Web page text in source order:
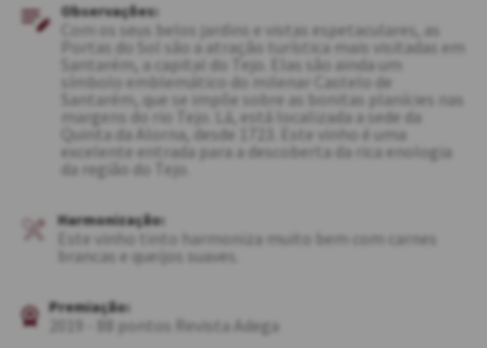
Observações:
Com os seus belos jardins e vistas espetaculares, as
Portas do Sol são a atração turística mais visitadas em
Santarém, a capital do Tejo. Elas são ainda um
símbolo emblemático do milenar Castelo de
Santarém, que se impõe sobre as bonitas planícies nas
margens do rio Tejo. Lá, está localizada a sede da
Quinta da Alorna, desde 1723. Este vinho é uma
excelente entrada para a descoberta da rica enologia
da região do Tejo.
Harmonização:
Este vinho tinto harmoniza muito bem com carnes
brancas e queijos suaves.
Premiação:
2019 - 88 pontos Revista Adega